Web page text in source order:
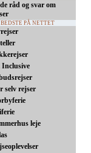
råd og svar om
BEDSTE PÅ NETTET
selv rejser
leje